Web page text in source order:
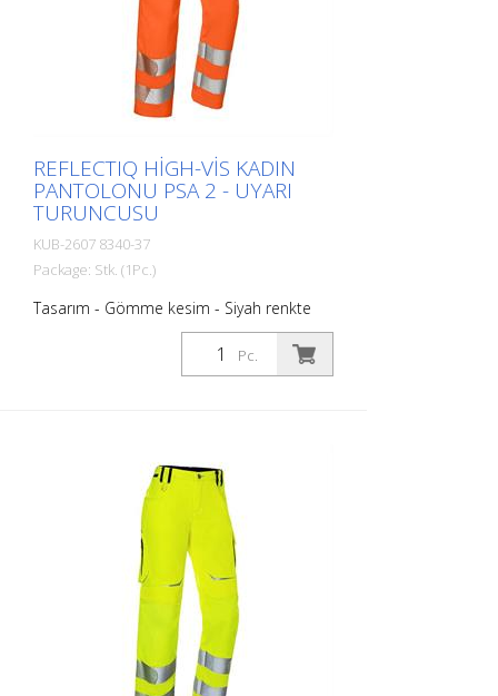
REFLECTIQ HIGH-VIS KADIN
PANTOLONU PSA 2 - UYARI
TURUNCUSU
KUB-2607 8340-37
Package: Stk. (1Pc.)
Tasarım - Gömme kesim - Siyah renkte
streç - Reflektif elemanlar: Diz bölgesinde
reflektif amblem. Segmentli ve tam boy
reflektif bant bir arada. Bacak çevresinde
fonksiyonlu iki arka cebi ile - CORDURA®
takviyeli iki arka cepli, sağda kapaklı ve cırt
cırtlı - Sağ: CORDURA® takviyeli, kapaklı ve
cırt cırtlı gevşek, çift metre kurallı cep, akıllı
telefonlar için ek fermuarlı cep - Sol taraf:
CORDURA® takviyeli uyluk cebi, hacim
köşebendi ve akıllı telefonlar için ek
fermuarlı cep - Elastik bel bandı eklentisi
ile - Fermuarlı yırtmaç - Dize kadar çift
katmanlı kumaş sayesinde görünürlük
koruması - CORDURA®'dan yapılmış
Pc.